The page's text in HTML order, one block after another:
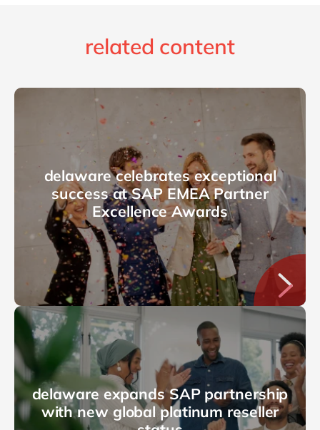
related content
delaware celebrates exceptional
success at SAP EMEA Partner
Excellence Awards
delaware expands SAP partnership
with new global platinum reseller